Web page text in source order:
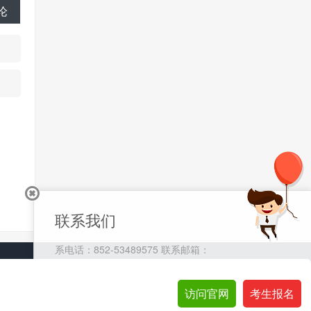
访问官网 考生报名
联系我们
系电话：852-53489575 联系邮箱：